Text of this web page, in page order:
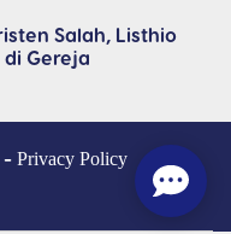
Salah, Listhio
Gereja
- Privacy Policy